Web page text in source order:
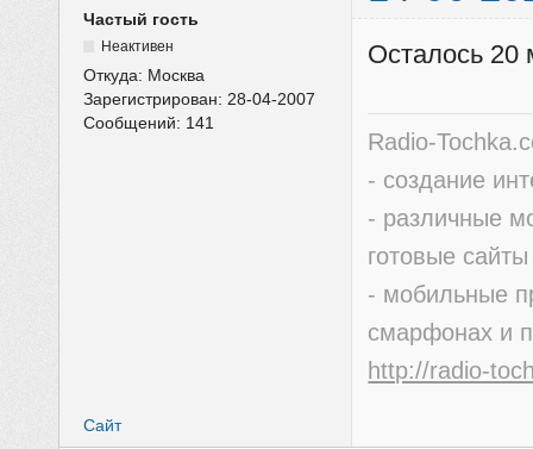
Частый гость
Неактивен
Откуда: Москва
Зарегистрирован:28-04-2007
Сообщений: 141
Осталось 20
Radio-
- создание
- различные
готовые
- мобильные
смарфонах и
http://radio-
Сайт